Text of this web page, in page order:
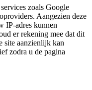
zoals Google
Aangezien deze
IP-adres kunnen
er rekening mee dat dit
site aanzienlijk kan
zodra u de pagina